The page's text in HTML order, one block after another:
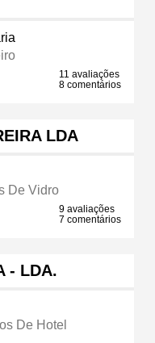
11 avaliações
8 comentários
LDA
De Vidro
9 avaliações
7 comentários
- LDA.
De Hotel